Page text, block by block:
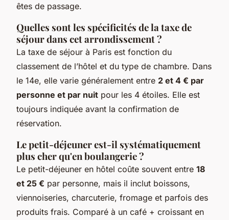
êtes de passage.
Quelles sont les spécificités de la taxe de
séjour dans cet arrondissement ?
La taxe de séjour à Paris est fonction du
classement de l’hôtel et du type de chambre. Dans
le 14e, elle varie généralement entre 2 et 4 € par
personne et par nuit pour les 4 étoiles. Elle est
toujours indiquée avant la confirmation de
réservation.
Le petit-déjeuner est-il systématiquement
plus cher qu'en boulangerie ?
Le petit-déjeuner en hôtel coûte souvent entre 18
et 25 € par personne, mais il inclut boissons,
viennoiseries, charcuterie, fromage et parfois des
produits frais. Comparé à un café + croissant en